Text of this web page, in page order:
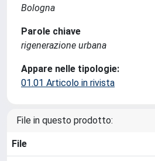
Bologna
Parole chiave
rigenerazione urbana
Appare nelle tipologie:
01.01 Articolo in rivista
File in questo prodotto:
File